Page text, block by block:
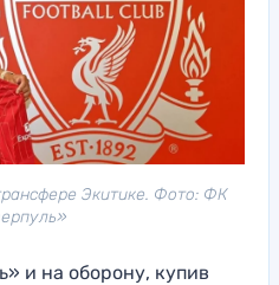
Экитике. Фото: ФК
и на оборону, купив